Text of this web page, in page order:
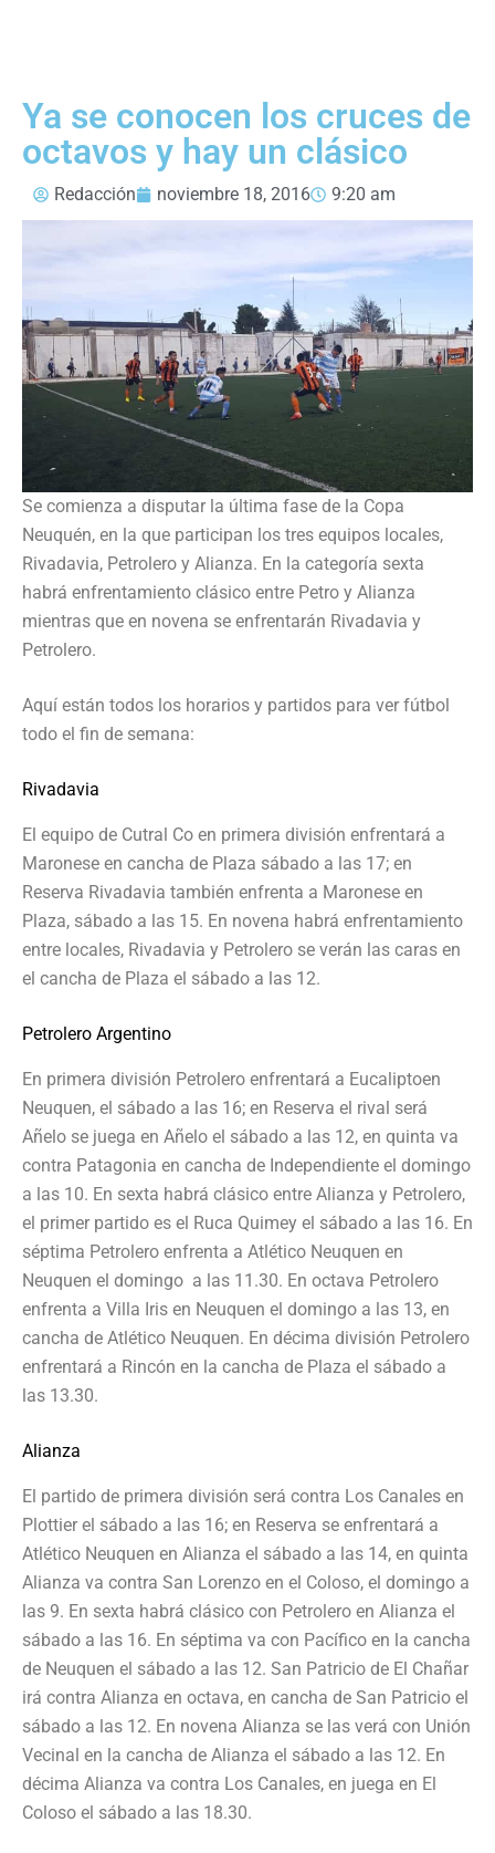
Ya se conocen los cruces de
octavos y hay un clásico
Redacción noviembre 18, 2016 9:20 am
Se comienza a disputar la última fase de la Copa
Neuquén, en la que participan los tres equipos locales,
Rivadavia, Petrolero y Alianza. En la categoría sexta
habrá enfrentamiento clásico entre Petro y Alianza
mientras que en novena se enfrentarán Rivadavia y
Petrolero.
Aquí están todos los horarios y partidos para ver fútbol
todo el fin de semana:
Rivadavia
El equipo de Cutral Co en primera división enfrentará a
Maronese en cancha de Plaza sábado a las 17; en
Reserva Rivadavia también enfrenta a Maronese en
Plaza, sábado a las 15. En novena habrá enfrentamiento
entre locales, Rivadavia y Petrolero se verán las caras en
el cancha de Plaza el sábado a las 12.
Petrolero Argentino
En primera división Petrolero enfrentará a Eucaliptoen
Neuquen, el sábado a las 16; en Reserva el rival será
Añelo se juega en Añelo el sábado a las 12, en quinta va
contra Patagonia en cancha de Independiente el domingo
a las 10. En sexta habrá clásico entre Alianza y Petrolero,
el primer partido es el Ruca Quimey el sábado a las 16. En
séptima Petrolero enfrenta a Atlético Neuquen en
Neuquen el domingo a las 11.30. En octava Petrolero
enfrenta a Villa Iris en Neuquen el domingo a las 13, en
cancha de Atlético Neuquen. En décima división Petrolero
enfrentará a Rincón en la cancha de Plaza el sábado a
las 13.30.
Alianza
El partido de primera división será contra Los Canales en
Plottier el sábado a las 16; en Reserva se enfrentará a
Atlético Neuquen en Alianza el sábado a las 14, en quinta
Alianza va contra San Lorenzo en el Coloso, el domingo a
las 9. En sexta habrá clásico con Petrolero en Alianza el
sábado a las 16. En séptima va con Pacífico en la cancha
de Neuquen el sábado a las 12. San Patricio de El Chañar
irá contra Alianza en octava, en cancha de San Patricio el
sábado a las 12. En novena Alianza se las verá con Unión
Vecinal en la cancha de Alianza el sábado a las 12. En
décima Alianza va contra Los Canales, en juega en El
Coloso el sábado a las 18.30.